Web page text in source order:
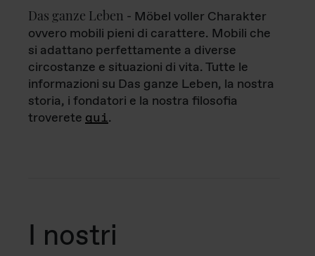
Das ganze Leben - Möbel voller Charakter
ovvero mobili pieni di carattere. Mobili che
si adattano perfettamente a diverse
circostanze e situazioni di vita. Tutte le
informazioni su Das ganze Leben, la nostra
storia, i fondatori e la nostra filosofia
troverete qui.
I nostri